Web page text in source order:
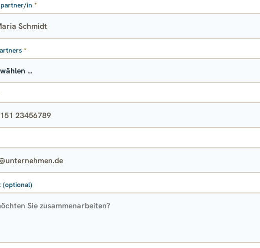
in *
*
(optional)